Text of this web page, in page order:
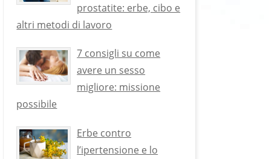
prostatite: erbe, cibo e
altri metodi di lavoro
7 consigli su come
avere un sesso
migliore: missione
possibile
Erbe contro
l’ipertensione e lo